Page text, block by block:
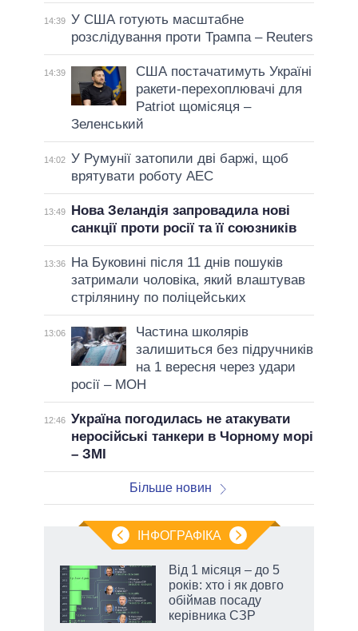
14:39 У США готують масштабне
розслідування проти Трампа – Reuters
14:39
США постачатимуть Україні
ракети-перехоплювачі для
Patriot щомісяця –
Зеленський
14:02 У Румунії затопили дві баржі, щоб
врятувати роботу АЕС
13:49
Нова Зеландія запровадила нові
санкції проти росії та її союзників
13:36
На Буковині після 11 днів пошуків
затримали чоловіка, який влаштував
стрілянину по поліцейських
13:06
Частина школярів
залишиться без підручників
на 1 вересня через удари
росії – МОН
12:46 Україна погодилась не атакувати
неросійські танкери в Чорному морі
– ЗМІ
Більше новин
ІНФОГРАФІКА
Від 1 місяця – до 5
років: хто і як довго
обіймав посаду
керівника СЗР